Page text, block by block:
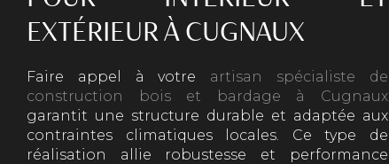
EXTÉRIEUR À CUGNAUX
Faire appel à votre artisan spécialiste de
construction bois et bardage à Cugnaux
garantit une structure durable et adaptée aux
contraintes climatiques locales. Ce type de
réalisation allie robustesse et performance